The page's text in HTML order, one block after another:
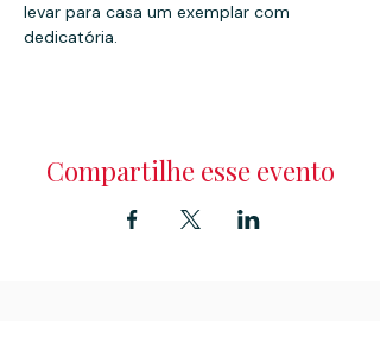
levar para casa um exemplar com
dedicatória.
Compartilhe esse evento